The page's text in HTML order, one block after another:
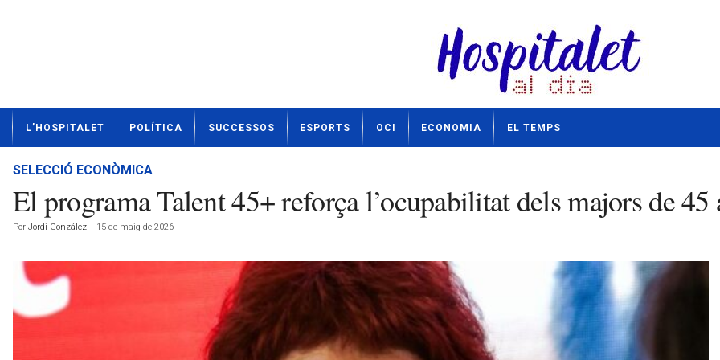
t
L’HOSPITALET POLÍTICA SUCCESSOS ESPORTS OCI ECONOMIA EL TEMPS
SELECCIÓ ECONÒMICA
El programa Talent 45+ reforça l’ocupabilitat dels majors de 45
Por Jordi González - 15 de maig de 2026